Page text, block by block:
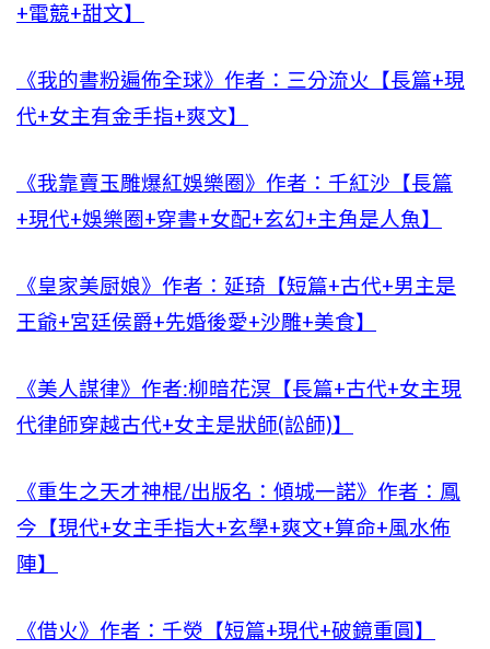
+電競+甜文】
《我的書粉遍佈全球》作者：三分流火【長篇+現
代+女主有金手指+爽文】
《我靠賣玉雕爆紅娛樂圈》作者：千紅沙【長篇
+現代+娛樂圈+穿書+女配+玄幻+主角是人魚】
《皇家美厨娘》作者：延琦【短篇+古代+男主是
王爺+宮廷侯爵+先婚後愛+沙雕+美食】
《美人謀律》作者:柳暗花溟【長篇+古代+女主現
代律師穿越古代+女主是狀師(訟師)】
《重生之天才神棍/出版名：傾城一諾》作者：鳳
今【現代+女主手指大+玄學+爽文+算命+風水佈
陣】
《借火》作者：千熒【短篇+現代+破鏡重圓】